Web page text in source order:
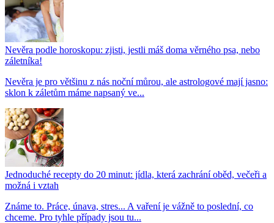
Nevěra podle horoskopu: zjisti, jestli máš doma věrného psa, nebo
záletníka!
Nevěra je pro většinu z nás noční můrou, ale astrologové mají jasno:
sklon k záletům máme napsaný ve...
Jednoduché recepty do 20 minut: jídla, která zachrání oběd, večeři a
možná i vztah
Známe to. Práce, únava, stres... A vaření je vážně to poslední, co
chceme. Pro tyhle případy jsou tu...